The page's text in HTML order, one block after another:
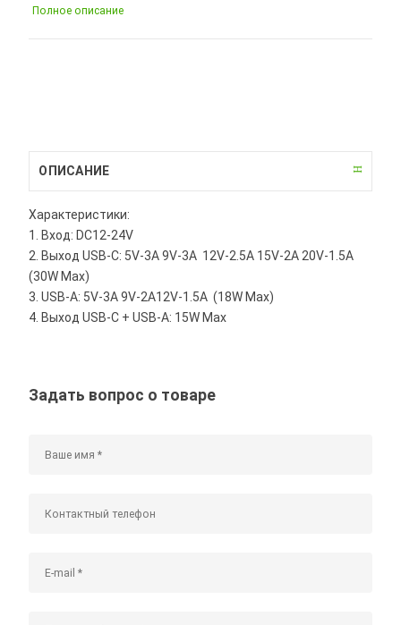
Полное описание
ОПИСАНИЕ
Характеристики:
1. Вход: DC12-24V
2. Выход USB-C: 5V-3A 9V-3A 12V-2.5A 15V-2A 20V-1.5A
(30W Max)
3. USB-A: 5V-3A 9V-2A12V-1.5A (18W Max)
4. Выход USB-C + USB-A: 15W Max
Задать вопрос о товаре